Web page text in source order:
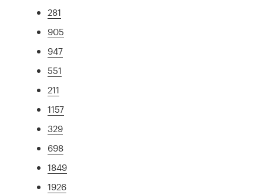
281
905
947
551
211
1157
329
698
1849
1926